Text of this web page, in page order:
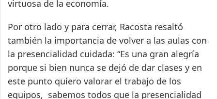
virtuosa de la economía.
Por otro lado y para cerrar, Racosta resaltó
también la importancia de volver a las aulas con
la presencialidad cuidada: “Es una gran alegría
porque si bien nunca se dejó de dar clases y en
este punto quiero valorar el trabajo de los
equipos, sabemos todos que la presencialidad